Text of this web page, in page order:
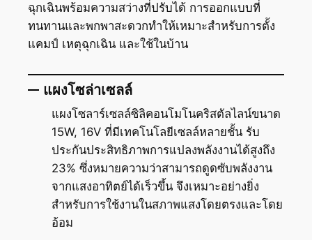
ฉุกเฉินพร้อมความสว่างที่ปรับได้ การออกแบบที่
ทนทานและพกพาสะดวกทำให้เหมาะสำหรับการตั้ง
แคมป์ เหตุฉุกเฉิน และใช้ในบ้าน
แผงโซล่าเซลล์
แผงโซลาร์เซลล์ซิลิคอนโมโนคริสตัลไลน์ขนาด
15W, 16V ที่มีเทคโนโลยีเซลล์หลายชั้น รับ
ประกันประสิทธิภาพการแปลงพลังงานได้สูงถึง
23% ซึ่งหมายความว่าสามารถดูดซับพลังงาน
จากแสงอาทิตย์ได้เร็วขึ้น จึงเหมาะอย่างยิ่ง
สำหรับการใช้งานในสภาพแสงโดยตรงและโดย
อ้อม